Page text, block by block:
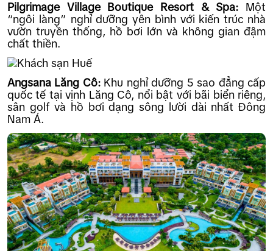
Pilgrimage Village Boutique Resort & Spa: Một
“ngôi làng” nghỉ dưỡng yên bình với kiến trúc nhà
vườn truyền thống, hồ bơi lớn và không gian đậm
chất thiền.
Angsana Lăng Cô:Khu nghỉ dưỡng 5 sao đẳng cấp
quốc tế tại vịnh Lăng Cô, nổi bật với bãi biển riêng,
sân golf và hồ bơi dạng sông lười dài nhất Đông
Nam Á.